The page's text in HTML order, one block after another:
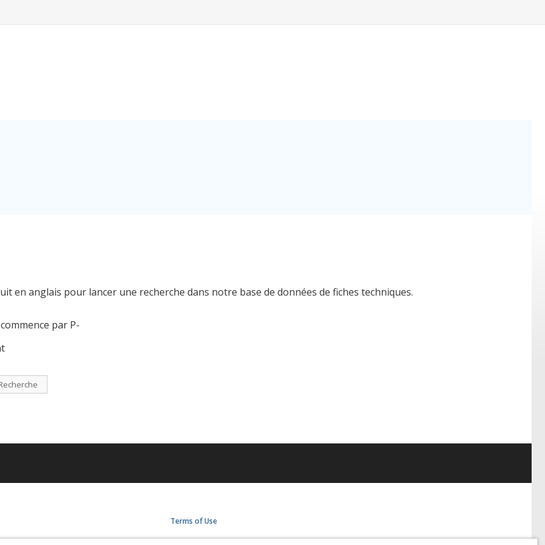
en anglais pour lancer une recherche dans notre base de données de fiches techniques.
par P-
Terms of Use
Privacy Policy